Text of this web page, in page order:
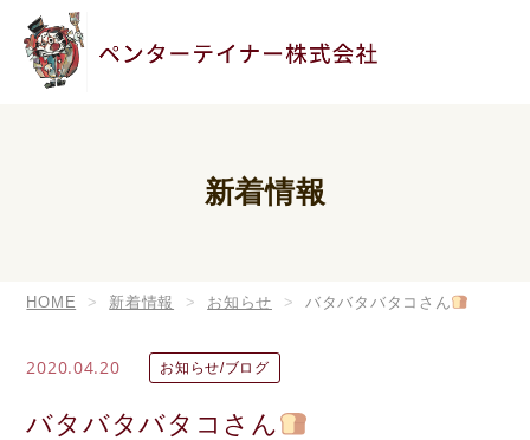
新着情報
HOME 新着情報 お知らせ バタバタバタコさん
2020.04.20 お知らせ/ブログ
バタバタバタコさん